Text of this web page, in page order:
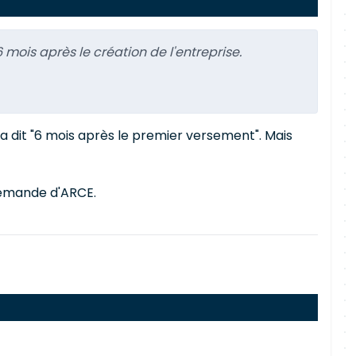
après le création de l'entreprise.
"6 mois après le premier versement". Mais
d'ARCE.